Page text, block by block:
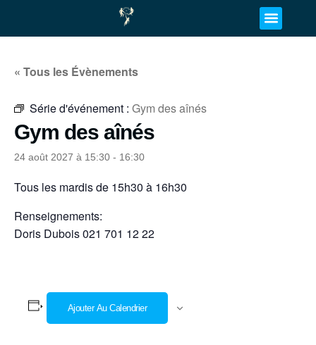
« Tous les Évènements
Série d'événement : Gym des aînés
Gym des aînés
24 août 2027 à 15:30 - 16:30
Tous les mardis de 15h30 à 16h30
Renseignements:
Doris Dubois 021 701 12 22
Ajouter Au Calendrier